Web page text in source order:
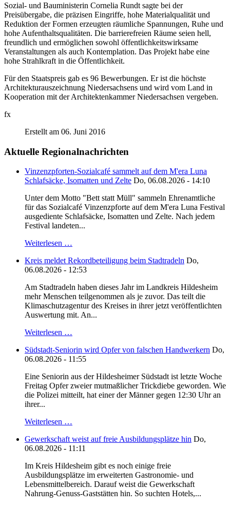
Sozial- und Bauministerin Cornelia Rundt sagte bei der
Preisübergabe, die präzisen Eingriffe, hohe Materialqualität und
Reduktion der Formen erzeugten räumliche Spannungen, Ruhe und
hohe Aufenthaltsqualitäten. Die barrierefreien Räume seien hell,
freundlich und ermöglichen sowohl öffentlichkeitswirksame
Veranstaltungen als auch Kontemplation. Das Projekt habe eine
hohe Strahlkraft in die Öffentlichkeit.
Für den Staatspreis gab es 96 Bewerbungen. Er ist die höchste
Architekturauszeichnung Niedersachsens und wird vom Land in
Kooperation mit der Architektenkammer Niedersachsen vergeben.
fx
Erstellt am 06. Juni 2016
Aktuelle Regionalnachrichten
Vinzenzpforten-Sozialcafé sammelt auf dem M'era Luna
Schlafsäcke, Isomatten und Zelte Do, 06.08.2026 - 14:10
Unter dem Motto "Bett statt Müll" sammeln Ehrenamtliche
für das Sozialcafé Vinzenzpforte auf dem M'era Luna Festival
ausgediente Schlafsäcke, Isomatten und Zelte. Nach jedem
Festival landeten...
Weiterlesen …
Kreis meldet Rekordbeteiligung beim Stadtradeln Do,
06.08.2026 - 12:53
Am Stadtradeln haben dieses Jahr im Landkreis Hildesheim
mehr Menschen teilgenommen als je zuvor. Das teilt die
Klimaschutzagentur des Kreises in ihrer jetzt veröffentlichten
Auswertung mit. An...
Weiterlesen …
Südstadt-Seniorin wird Opfer von falschen Handwerkern Do,
06.08.2026 - 11:55
Eine Seniorin aus der Hildesheimer Südstadt ist letzte Woche
Freitag Opfer zweier mutmaßlicher Trickdiebe geworden. Wie
die Polizei mitteilt, hat einer der Männer gegen 12:30 Uhr an
ihrer...
Weiterlesen …
Gewerkschaft weist auf freie Ausbildungsplätze hin Do,
06.08.2026 - 11:11
Im Kreis Hildesheim gibt es noch einige freie
Ausbildungsplätze im erweiterten Gastronomie- und
Lebensmittelbereich. Darauf weist die Gewerkschaft
Nahrung-Genuss-Gaststätten hin. So suchten Hotels,...